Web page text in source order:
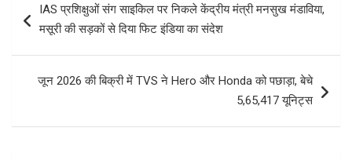
o
o
k
A
p
navigation
IAS प्रशिक्षुओं संग साइकिल पर निकले केंद्रीय मंत्री मनसुख मंडाविया,
मसूरी की सड़कों से दिया फिट इंडिया का संदेश
जून 2026 की बिक्री में TVS ने Hero और Honda को पछाड़ा, बेचे
5,65,417 यूनिट्स